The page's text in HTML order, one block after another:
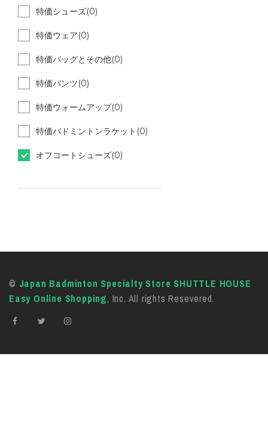
特価シューズ(0)
特価ウェア(0)
特価バッグとその他(0)
特価パンツ(0)
特価ウォームアップ(0)
特価バドミントンラケット(0)
オフコートシューズ(0)
© Japan Badminton Specialty Store SHUTTLE HOUSE
Easy Online Shopping, Inc. All rights Resevered.